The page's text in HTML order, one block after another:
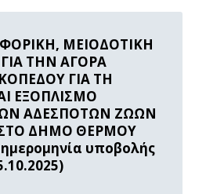
ΜΕΙΟΔΟΤΙΚΗ
ΤΗΝ ΑΓΟΡΑ
ΓΙΑ ΤΗ
ΕΞΟΠΛΙΣΜΟ
ΑΔΕΣΠΟΤΩΝ ΖΩΩΝ
ΔΗΜΟ ΘΕΡΜΟΥ
υποβολής